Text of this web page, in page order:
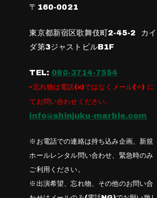
〒160-0021
東京都新宿区歌舞伎町2-45-2 カイ
ダ第3ジャストビルB1F
TEL: 080-3714-7554
⇨忘れ物は電話(×)ではなくメール(⚪︎) に
てお問い合わせください。
info@shinjuku-marble.com
※お電話での連絡は持ち込み企画、新規
ホールレンタル問い合わせ、緊急時のみ
ご利用ください。
※出演希望、忘れ物、その他のお問い合